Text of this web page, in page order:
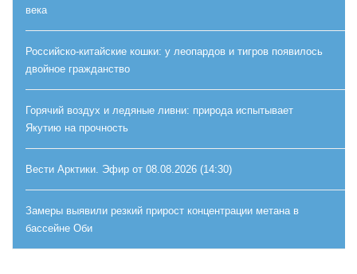
века
Российско-китайские кошки: у леопардов и тигров появилось
двойное гражданство
Горячий воздух и ледяные ливни: природа испытывает
Якутию на прочность
Вести Арктики. Эфир от 08.08.2026 (14:30)
Замеры выявили резкий прирост концентрации метана в
бассейне Оби